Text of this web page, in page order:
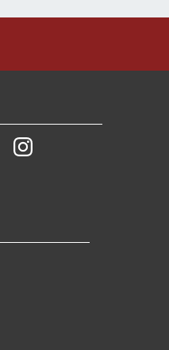
YoutubeInstagram